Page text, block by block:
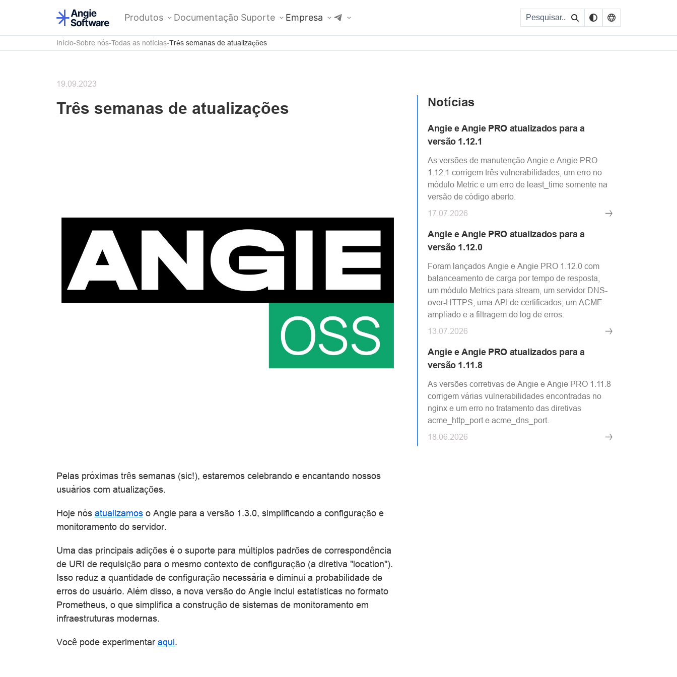
Produtos Documentação Suporte Empresa
Início Sobre nós Todas as notícias Três semanas de atualizações
Três semanas de atualizações
19.09.2023
Pelas próximas três semanas (sic!), estaremos celebrando e encantando nossos
usuários com atualizações.
Hoje nós atualizamos o Angie para a versão 1.3.0, simplificando a configuração e
monitoramento do servidor.
Uma das principais adições é o suporte para múltiplos padrões de correspondência
de URI de requisição para o mesmo contexto de configuração (a diretiva "location").
Isso reduz a quantidade de configuração necessária e diminui a probabilidade de
erros do usuário. Além disso, a nova versão do Angie inclui estatísticas no formato
Prometheus, o que simplifica a construção de sistemas de monitoramento em
infraestruturas modernas.
Você pode experimentar aqui.
Notícias
Angie e Angie PRO atualizados para a
versão 1.12.1
As versões de manutenção Angie e Angie PRO
1.12.1 corrigem três vulnerabilidades, um erro no
módulo Metric e um erro de least_time somente na
versão de código aberto.
17.07.2026
Angie e Angie PRO atualizados para a
versão 1.12.0
Foram lançados Angie e Angie PRO 1.12.0 com
balanceamento de carga por tempo de resposta,
um módulo Metrics para stream, um servidor DNS-
over-HTTPS, uma API de certificados, um ACME
ampliado e a filtragem do log de erros.
13.07.2026
Angie e Angie PRO atualizados para a
versão 1.11.8
As versões corretivas de Angie e Angie PRO 1.11.8
corrigem várias vulnerabilidades encontradas no
nginx e um erro no tratamento das diretivas
acme_http_port e acme_dns_port.
18.06.2026